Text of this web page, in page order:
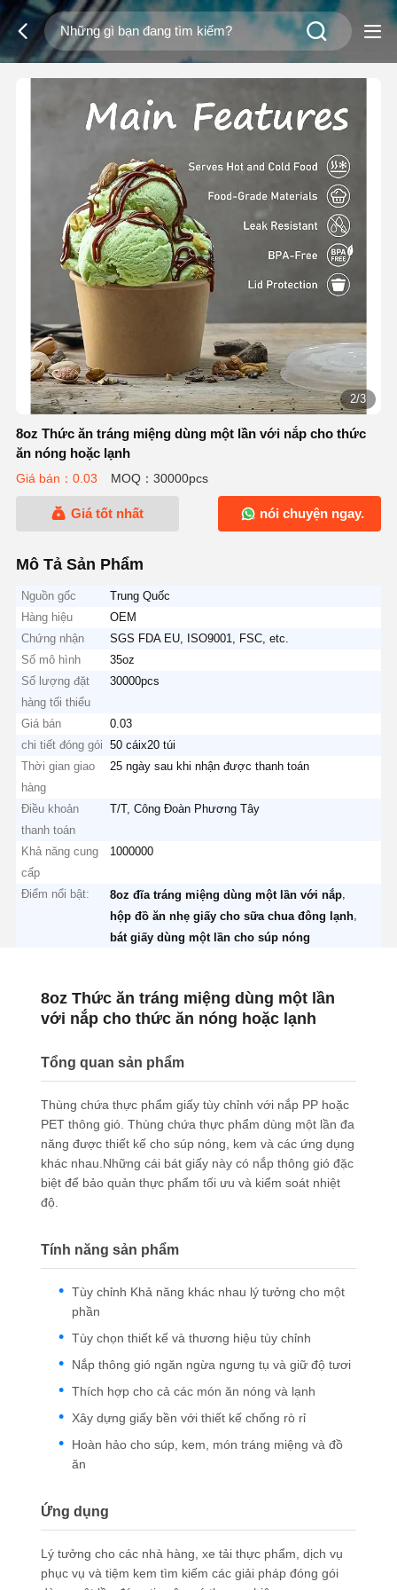
2/3
8oz Thức ăn tráng miệng dùng một lần với nắp cho thức
ăn nóng hoặc lạnh
Giá bán：0.03 MOQ：30000pcs
Giá tốt nhất nói chuyện ngay.
Mô Tả Sản Phẩm
Nguồn gốc
Trung Quốc
Hàng hiệu
OEM
Chứng nhận
SGS FDA EU, ISO9001, FSC, etc.
Số mô hình
35oz
Số lượng đặt
hàng tối thiểu
30000pcs
Giá bán
0.03
chi tiết đóng gói
50 cáix20 túi
Thời gian giao
hàng
25 ngày sau khi nhận được thanh toán
Điều khoản
thanh toán
T/T, Công Đoàn Phương Tây
Khả năng cung
cấp
1000000
Điểm nổi bật: 8oz đĩa tráng miệng dùng một lần với nắp
hộp đồ ăn nhẹ giấy cho sữa chua đông lạnh
bát giấy dùng một lần cho súp nóng
8oz Thức ăn tráng miệng dùng một lần
với nắp cho thức ăn nóng hoặc lạnh
Tổng quan sản phẩm
Thùng chứa thực phẩm giấy tùy chỉnh với nắp PP hoặc
PET thông gió. Thùng chứa thực phẩm dùng một lần đa
năng được thiết kế cho súp nóng, kem và các ứng dụng
khác nhau.Những cái bát giấy này có nắp thông gió đặc
biệt để bảo quản thực phẩm tối ưu và kiểm soát nhiệt
độ.
Tính năng sản phẩm
Tùy chỉnh Khả năng khác nhau lý tưởng cho một
phần
Tùy chọn thiết kế và thương hiệu tùy chỉnh
Nắp thông gió ngăn ngừa ngưng tụ và giữ độ tươi
Thích hợp cho cả các món ăn nóng và lạnh
Xây dựng giấy bền với thiết kế chống rò rỉ
Hoàn hảo cho súp, kem, món tráng miệng và đồ
ăn
Ứng dụng
Lý tưởng cho các nhà hàng, xe tải thực phẩm, dịch vụ
phục vụ và tiệm kem tìm kiếm các giải pháp đóng gói